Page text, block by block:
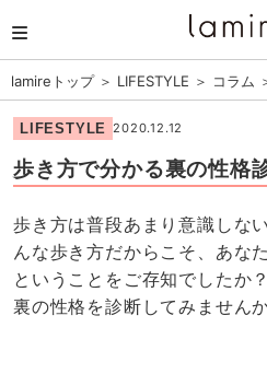
lamireトップ＞ LIFESTYLE ＞ コラム
LIFESTYLE 2020.12.12
歩き方で分かる裏の性格
歩き方は普段あまり意識しな
んな歩き方だからこそ、あな
ということをご存知でしたか
裏の性格を診断してみません